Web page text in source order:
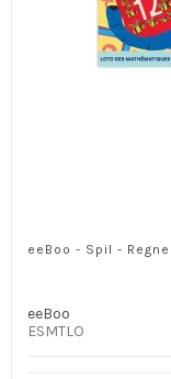
eeBoo - Spil -
eeBoo
ESMTLO